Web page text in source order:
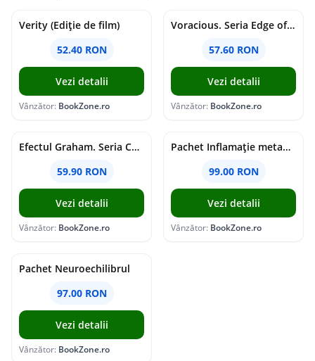
Verity (Ediție de film)
52.40 RON
Vezi detalii
Vânzător: BookZone.ro
Voracious. Seria Edge of Darkness Vol.2
57.60 RON
Vezi detalii
Vânzător: BookZone.ro
Efectul Graham. Seria Campus Diaries Vol.1
59.90 RON
Vezi detalii
Vânzător: BookZone.ro
Pachet Inflamație metabolism și creier
99.00 RON
Vezi detalii
Vânzător: BookZone.ro
Pachet Neuroechilibrul
97.00 RON
Vezi detalii
Vânzător: BookZone.ro